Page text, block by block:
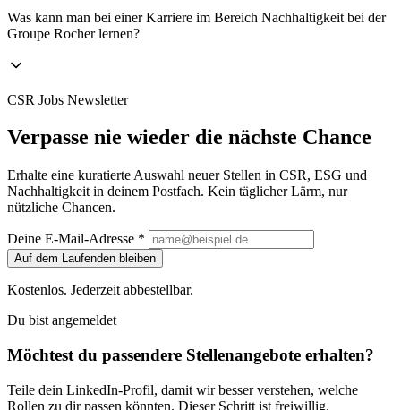
Was kann man bei einer Karriere im Bereich Nachhaltigkeit bei der
Groupe Rocher lernen?
CSR Jobs Newsletter
Verpasse nie wieder die nächste Chance
Erhalte eine kuratierte Auswahl neuer Stellen in CSR, ESG und
Nachhaltigkeit in deinem Postfach. Kein täglicher Lärm, nur
nützliche Chancen.
Deine E-Mail-Adresse *
Auf dem Laufenden bleiben
Kostenlos. Jederzeit abbestellbar.
Du bist angemeldet
Möchtest du passendere Stellenangebote erhalten?
Teile dein LinkedIn-Profil, damit wir besser verstehen, welche
Rollen zu dir passen könnten. Dieser Schritt ist freiwillig.